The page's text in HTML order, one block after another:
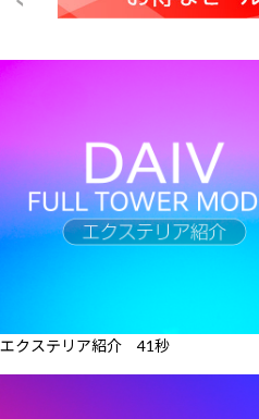
エクステリア紹介 41秒